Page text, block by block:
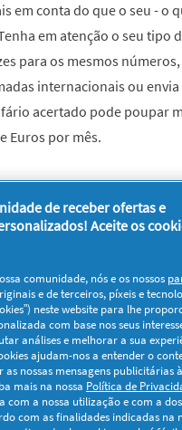
em conta do que o seu - o
em atenção o seu tipo
para os mesmos
internacionais ou envia
acertado pode poupar
Euros por mês.
Contacto Visitar
de receber ofertas e
Aceite os
comunidade, nós e os nossos
e de terceiros, píxeis e
neste website para lhe
com base nos seus
análises e melhorar a sua
ajudam-nos a entender o
nossas mensagens publicitárias
mais na nossa Política de
com a nossa utilização e com a
com as finalidades indicadas na